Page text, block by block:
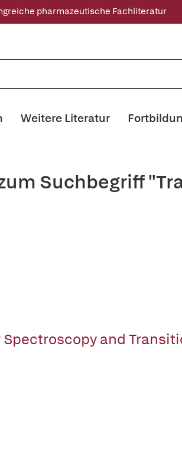
pharmazeutische Fachliteratur
Weitere Literatur
Suchbegriff
Spectroscopy and